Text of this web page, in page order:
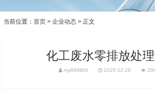
当前位置： 首页 > 企业动态 > 正文
化工废水零排放处
my889900 2025-12-26